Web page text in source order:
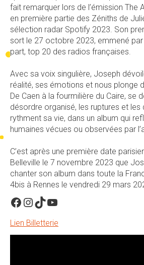
fait remarquer lors de l’émission The
en première partie des Zéniths de
sélection radar Spotify 2023. Son
sort le 27 octobre 2023, emmené par
part, top 20 des radios françaises.
Avec sa voix singulière, Joseph
réalité, ses émotions et nous plonge
De Caen à la fourmilière du Caire, se
désordre organisé, les ruptures et les
rythment sa vie, dans un album qui
humaines vécues ou observées par
C’est après une première date
Belleville le 7 novembre 2023 que
chanter son album dans toute la
4bis à Rennes le vendredi 29 mars
Facebook
Instagram
TikTok
YouTube
Lien Billetterie